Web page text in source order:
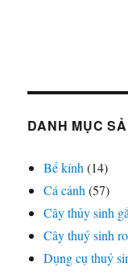
DANH MỤC
Bể kính (14)
Cá cảnh (57)
Cây thủy sinh
Cây thuỷ sinh
Dụng cụ thuỷ